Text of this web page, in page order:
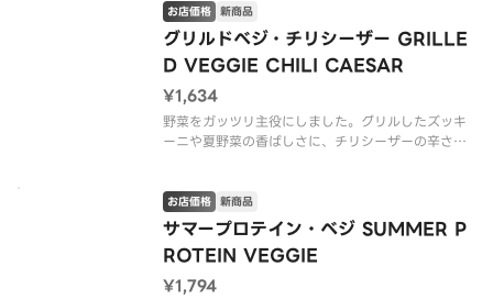
※アレルゲン情報はCRISP SALAD WORKSの公式
ウェブサイト
グリルドベジ・チリシーザー GRILLE
D VEGGIE CHILI CAESAR
お店価格 新商品
¥1,634
野菜をガッツリ主役にしました。グリルしたズッキ
ーニや夏野菜の香ばしさに、チリシーザーの辛さが
い味わいに。野菜中心なのに満足感もしっかりの、
この夏限定サラダ。
※アレル
サマープロテイン・ベジ SUMMER P
ROTEIN VEGGIE
お店価格 新商品
¥1,794